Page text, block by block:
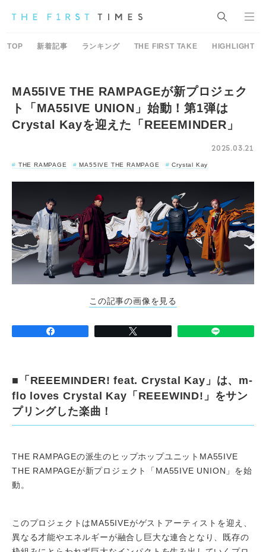
TOP 新着記事 ランキング THE FIRST TAKE HIGHLIGHT
MA55IVE THE RAMPAGEが新プロジェク
ト「MA55IVE UNION」始動！第1弾は
Crystal Kayを迎えた「REEEMINDER」
2025.03.21
THE RAMPAGE MA55IVE THE RAMPAGE Crystal Kay
この記事の画像を見る
■「REEEMINDER! feat. Crystal Kay」は、m-
flo loves Crystal Kay「REEEWIND!」をサン
プリングした楽曲！
THE RAMPAGEの派生のヒップホップユニットMA55IVE
THE RAMPAGEが新プロジェクト「MA55IVE UNION」を始
動。
このプロジェクトはMA55IVEがゲストアーティストを迎え、
異なる才能やエネルギーが融合し巨大な連合となり、既存の